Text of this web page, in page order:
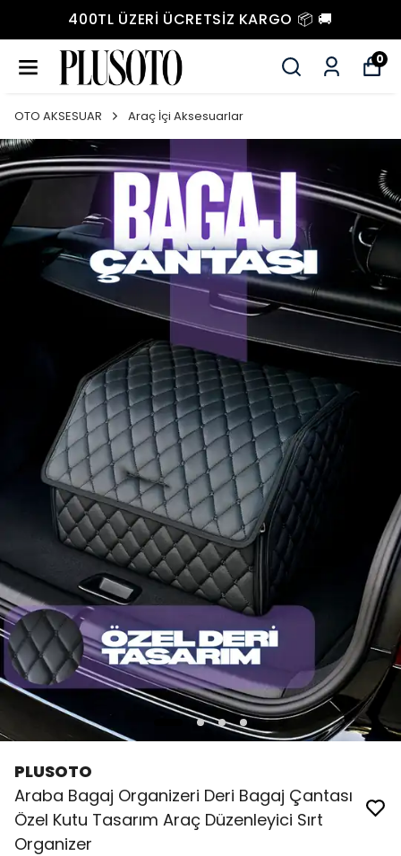
400TL ÜZERI ÜCRETSIZ KARGO 📦 🚚
0
OTO AKSESUAR Araç İçi Aksesuarlar
PLUSOTO
Araba Bagaj Organizeri Deri Bagaj Çantası
Özel Kutu Tasarım Araç Düzenleyici Sırt
Organizer